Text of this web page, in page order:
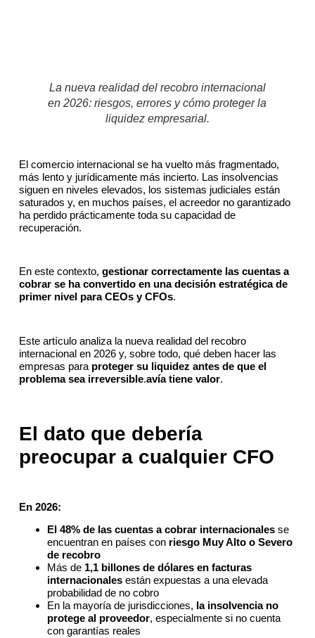
La nueva realidad del recobro internacional
en 2026: riesgos, errores y cómo proteger la
liquidez empresarial.
El comercio internacional se ha vuelto más fragmentado,
más lento y jurídicamente más incierto. Las insolvencias
siguen en niveles elevados, los sistemas judiciales están
saturados y, en muchos países, el acreedor no garantizado
ha perdido prácticamente toda su capacidad de
recuperación.
En este contexto, gestionar correctamente las cuentas a
cobrar se ha convertido en una decisión estratégica de
primer nivel para CEOs y CFOs.
Este artículo analiza la nueva realidad del recobro
internacional en 2026 y, sobre todo, qué deben hacer las
empresas para proteger su liquidez antes de que el
problema sea irreversible.avía tiene valor.
El dato que debería
preocupar a cualquier CFO
En 2026:
El 48% de las cuentas a cobrar internacionalesse
encuentran en países con riesgo Muy Alto o Severo
de recobro
Más de 1,1 billones de dólares en facturas
internacionalesestán expuestas a una elevada
probabilidad de no cobro
En la mayoría de jurisdicciones, la insolvencia no
protege al proveedor, especialmente si no cuenta
con garantías reales